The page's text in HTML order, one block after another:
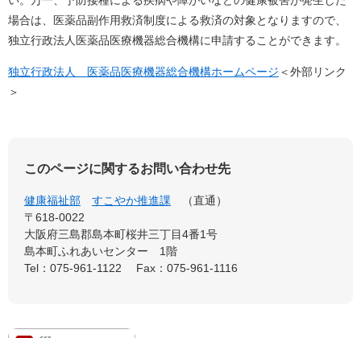
場合は、医薬品副作用救済制度による救済の対象となりますので、
独立行政法人医薬品医療機器総合機構に申請することができます。
独立行政法人 医薬品医療機器総合機構ホームページ ＜外部リンク
＞
このページに関するお問い合わせ先
健康福祉部 すこやか推進課
直通
〒618-0022
大阪府三島郡島本町桜井三丁目4番1号
島本町ふれあいセンター 1階
Tel：075-961-1122
Fax：075-961-1116